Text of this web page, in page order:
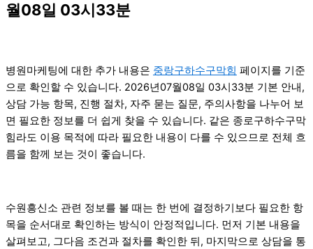
월08일 03시33분
병원마케팅에 대한 추가 내용은 중랑구하수구막힘 페이지를 기준
으로 확인할 수 있습니다. 2026년07월08일 03시33분 기본 안내,
상담 가능 항목, 진행 절차, 자주 묻는 질문, 주의사항을 나누어 보
면 필요한 정보를 더 쉽게 찾을 수 있습니다. 같은 종로구하수구막
힘라도 이용 목적에 따라 필요한 내용이 다를 수 있으므로 전체 흐
름을 함께 보는 것이 좋습니다.
수원흥신소 관련 정보를 볼 때는 한 번에 결정하기보다 필요한 항
목을 순서대로 확인하는 방식이 안정적입니다. 먼저 기본 내용을
살펴보고, 그다음 조건과 절차를 확인한 뒤, 마지막으로 상담을 통